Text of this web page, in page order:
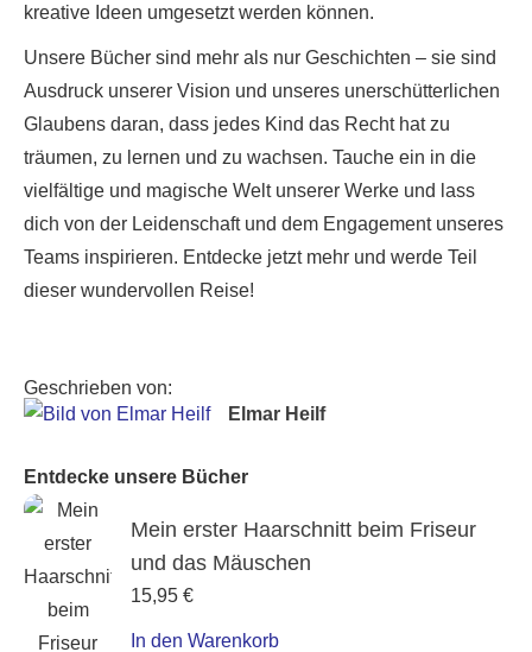
kreative Ideen umgesetzt werden können.
Unsere Bücher sind mehr als nur Geschichten – sie sind
Ausdruck unserer Vision und unseres unerschütterlichen
Glaubens daran, dass jedes Kind das Recht hat zu
träumen, zu lernen und zu wachsen. Tauche ein in die
vielfältige und magische Welt unserer Werke und lass
dich von der Leidenschaft und dem Engagement unseres
Teams inspirieren. Entdecke jetzt mehr und werde Teil
dieser wundervollen Reise!
Geschrieben von:
Elmar Heilf
Entdecke unsere Bücher
Mein erster Haarschnitt beim Friseur
und das Mäuschen
15,95 €
In den Warenkorb